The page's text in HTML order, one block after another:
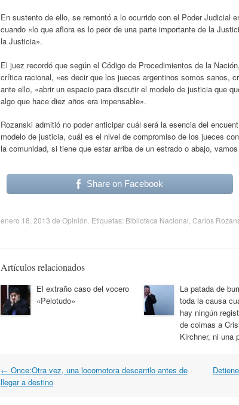
En sustento de ello, se remontó a lo ocurrido con el Poder Judicial
cuando «lo que aflora es lo peor de una parte importante de la
la Justicia».
El juez recordó que según el Código de Procedimientos de la
crítica racional, «es decir que los jueces argentinos somos sanos,
ante ello, «abrir un espacio para discutir el modelo de justicia que
algo que hace diez años era impensable».
Rozanski admitió no poder anticipar cuál será la esencia del
modelo de justicia, cuál es el nivel de compromiso de los jueces
la comunidad, si tiene que estar arriba de un estrado o abajo,
Share on Facebook
enero 18, 2013 de Opinión . Etiquetas: Biblioteca Nacional Carlos
Artículos relacionados
El extraño caso del vocero
«Pelotudo»
La patada de
toda la causa
hay ningún
de coimas a
Kirchner, ni una
Navegación
por
← Once:Otra vez, una locomotora descarrilo antes de
llegar a destino